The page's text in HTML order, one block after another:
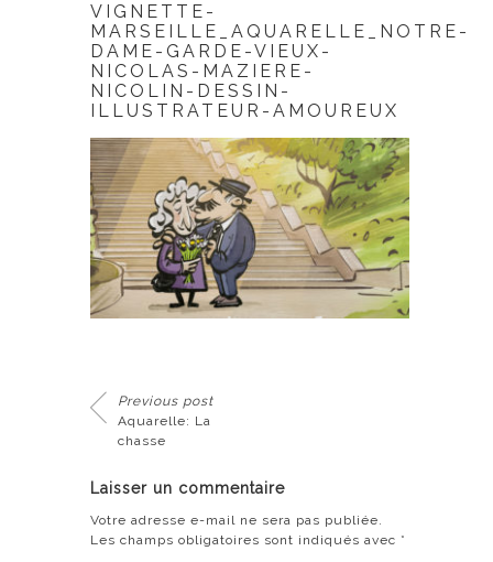
VIGNETTE-
MARSEILLE_AQUARELLE_NOTRE-
DAME-GARDE-VIEUX-
NICOLAS-MAZIERE-
NICOLIN-DESSIN-
ILLUSTRATEUR-AMOUREUX
Previous post
Aquarelle: La
chasse
Laisser un commentaire
Votre adresse e-mail ne sera pas publiée.
Les champs obligatoires sont indiqués avec *